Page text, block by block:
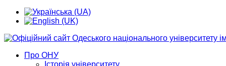
Про ОНУ
Історія університету